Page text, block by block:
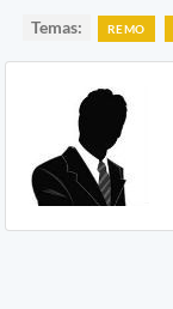
Temas: REMO